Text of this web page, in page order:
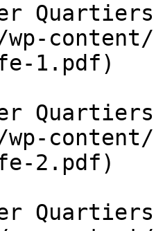
wp-
1.pdf)
wp-
2.pdf)